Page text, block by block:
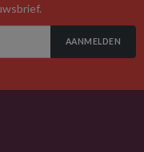
AANMELDEN